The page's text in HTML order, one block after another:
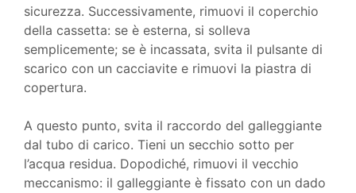
sicurezza. Successivamente, rimuovi il coperchio
della cassetta: se è esterna, si solleva
semplicemente; se è incassata, svita il pulsante di
scarico con un cacciavite e rimuovi la piastra di
copertura.
A questo punto, svita il raccordo del galleggiante
dal tubo di carico. Tieni un secchio sotto per
l’acqua residua. Dopodiché, rimuovi il vecchio
meccanismo: il galleggiante è fissato con un dado